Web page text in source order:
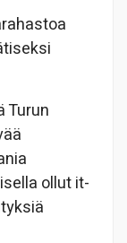
Turun
ollut it-